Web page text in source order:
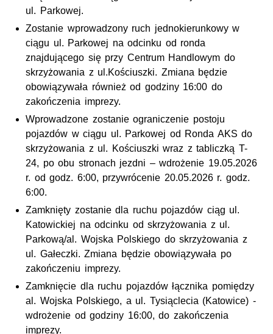
ul. Parkowej.
Zostanie wprowadzony ruch jednokierunkowy w
ciągu ul. Parkowej na odcinku od ronda
znajdującego się przy Centrum Handlowym do
skrzyżowania z ul .Kościuszki. Zmiana będzie
obowiązywała również od godziny 16:00 do
zakończenia imprezy.
Wprowadzone zostanie ograniczenie postoju
pojazdów w ciągu ul. Parkowej od Ronda AKS do
skrzyżowania z ul. Kościuszki wraz z tabliczką T-
24, po obu stronach jezdni – wdrożenie 19.05.2026
r. odgodz. 6:00, przywrócenie 20.05.2026 r. godz.
6:00.
Zamknięty zostanie dla ruchu pojazdów ciąg ul.
Katowickiej na odcinku od skrzyżowania z ul.
Parkową/al. Wojska Polskiego do skrzyżowania z
ul. Gałeczki. Zmiana będzie obowiązywała po
zakończeniu imprezy.
Zamknięcie dla ruchu pojazdów łącznika pomiędzy
al. Wojska Polskiego, a ul. Tysiąclecia (Katowice) -
wdrożenie od godziny 16:00, do zakończenia
imprezy.